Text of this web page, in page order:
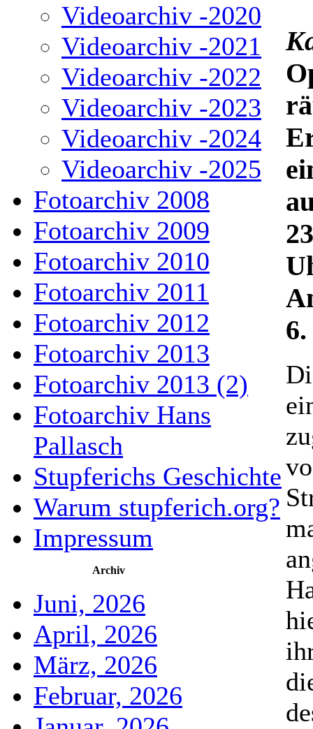
Videoarchiv -2020
Videoarchiv -2021
Videoarchiv -2022
Videoarchiv -2023
Videoarchiv -2024
Videoarchiv -2025
Fotoarchiv 2008
Fotoarchiv 2009
Fotoarchiv 2010
Fotoarchiv 2011
Fotoarchiv 2012
Fotoarchiv 2013
Fotoarchiv 2013 (2)
Fotoarchiv Hans
Pallasch
Stupferichs Geschichte
Warum stupferich.org?
Impressum
Archiv
Juni, 2026
April, 2026
März, 2026
Februar, 2026
6.